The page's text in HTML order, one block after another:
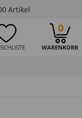
Artikel
WARENKORB
0